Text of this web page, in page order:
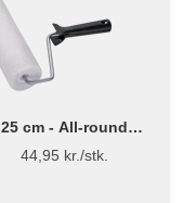
25 cm - All-round
Malerrulle m/skaft
44,95 kr./stk.